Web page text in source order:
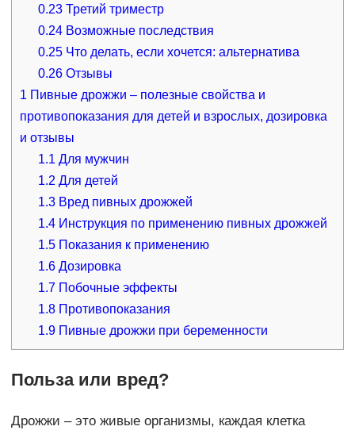
0.23 Третий триместр
0.24 Возможные последствия
0.25 Что делать, если хочется: альтернатива
0.26 Отзывы
1 Пивные дрожжи – полезные свойства и
противопоказания для детей и взрослых, дозировка
и отзывы
1.1 Для мужчин
1.2 Для детей
1.3 Вред пивных дрожжей
1.4 Инструкция по применению пивных дрожжей
1.5 Показания к применению
1.6 Дозировка
1.7 Побочные эффекты
1.8 Противопоказания
1.9 Пивные дрожжи при беременности
Польза или вред?
Дрожжи – это живые организмы, каждая клетка